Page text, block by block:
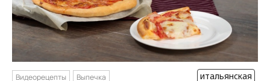
Видеорецепты Выпечка итальянская